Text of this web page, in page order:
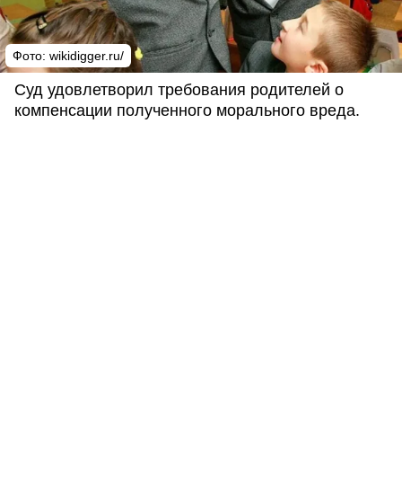
Фото: wikidigger.ru/
Суд удовлетворил требования родителей о
компенсации полученного морального вреда.